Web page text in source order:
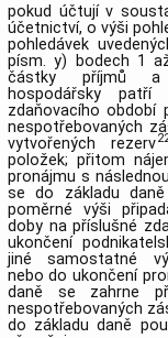
pokud účtují v
účetnictví, o výši
pohledávek
písm. y) bodech 1
částky příjmů a
hospodářsky patří
zdaňovacího období
nespotřebovaných
vytvořených rezerv
položek; přitom
pronájmu s
se do základu
poměrné výši
doby na příslušné
ukončení
jiné samostatné
nebo do ukončení
daně se zahrne
nespotřebovaných
do základu daně